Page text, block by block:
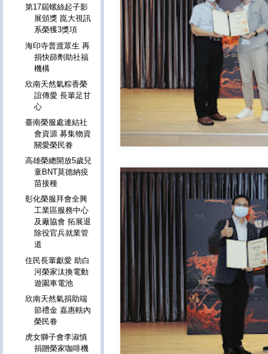
第17屆螺絲起子影
展頒獎 崑大視訊
系榮獲3獎項
海印寺普渡眾生 再
捐快篩劑助社福
機構
欣南天然氣粽香榮
誼傳愛 長輩足甘
心
臺南榮服處連結社
會資源 募集物資
關愛榮民眷
高雄榮總開放5歲兒
童BNT莫德納疫
苗接種
彰化榮服拜會全興
工業區服務中心
及廠協會 拓展退
除役官兵就業管
道
住民長輩獻愛 助白
河榮家汰換電動
遊園車電池
欣南天然氣捐助端
節禮金 嘉惠轄內
榮民眷
虎女獅子會李淑慎
捐贈榮家咖啡機